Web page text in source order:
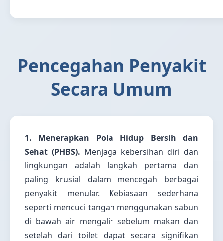
Pencegahan Penyakit
Secara Umum
1. Menerapkan Pola Hidup Bersih dan
Sehat (PHBS). Menjaga kebersihan diri dan
lingkungan adalah langkah pertama dan
paling krusial dalam mencegah berbagai
penyakit menular. Kebiasaan sederhana
seperti mencuci tangan menggunakan sabun
di bawah air mengalir sebelum makan dan
setelah dari toilet dapat secara signifikan